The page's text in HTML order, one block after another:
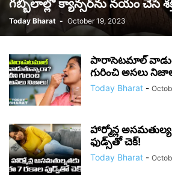
గబ్బిలాల్లో క్యాన్సర్‌ను నయం చేసే
Today Bharat - October 19, 2023
పారాసెటమాల్
గురించి అసలు
Today Bharat -
హార్మోన్ల
ఫుడ్స్‌తో చెక్!
Today Bharat -